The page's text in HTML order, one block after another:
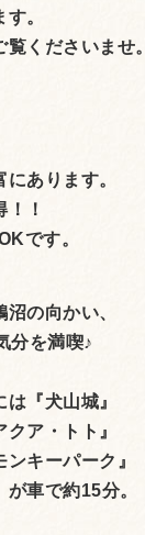
。
くださいませ。
あります。
！
です。
の向かい、
分を満喫♪
『犬山城』
クア・トト』
ンキーパーク』
が車で約15分。